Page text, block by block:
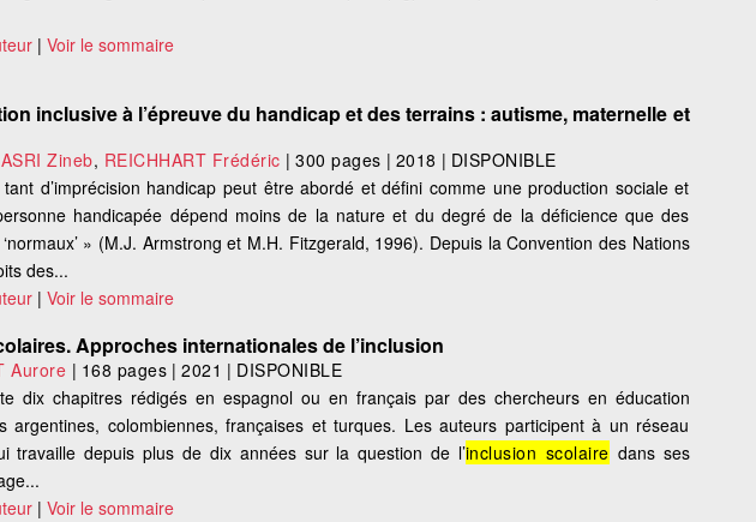
|Voir le sommaire
inclusive à l’épreuve du handicap et des terrains : autisme, maternelle et
Zineb, REICHHART Frédéric |300 pages | 2018 | DISPONIBLE
d’imprécision handicap peut être abordé et défini comme une production sociale et
handicapée dépend moins de la nature et du degré de la déficience que des
» (M.J. Armstrong et M.H. Fitzgerald, 1996). Depuis la Convention des Nations
des...
|Voir le sommaire
Approches internationales de l’inclusion
Aurore | 168 pages |2021 | DISPONIBLE
dix chapitres rédigés en espagnol ou en français par des chercheurs en éducation
argentines, colombiennes, françaises et turques. Les auteurs participent à un réseau
travaille depuis plus de dix années sur la question de l’inclusion scolaire dans ses
|Voir le sommaire